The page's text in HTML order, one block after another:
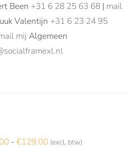
Been +31 6 28 25 63 68 | mail
Valentijn +31 6 23 24 95
mij Algemeen
- €129.00Prijsklasse:
(excl. btw)